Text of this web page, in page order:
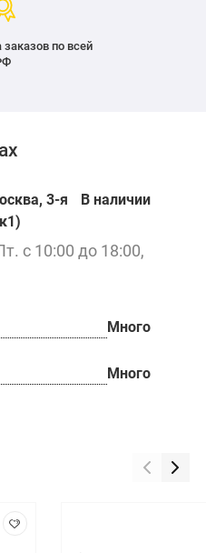
заказов по всей
3-я
В наличии
с 10:00 до 18:00,
Много
Много